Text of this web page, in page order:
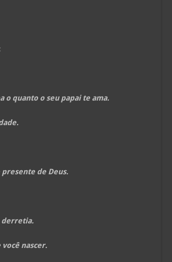
o quanto o seu papai te ama.
de Deus.
derretia.
nascer.